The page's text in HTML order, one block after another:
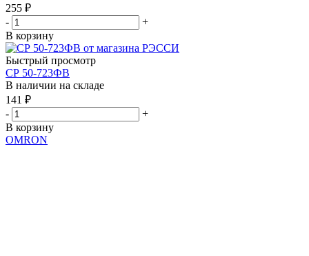
255 ₽
-
+
В корзину
Быстрый просмотр
СР 50-723ФВ
В наличии на складе
141 ₽
-
+
В корзину
OMRON